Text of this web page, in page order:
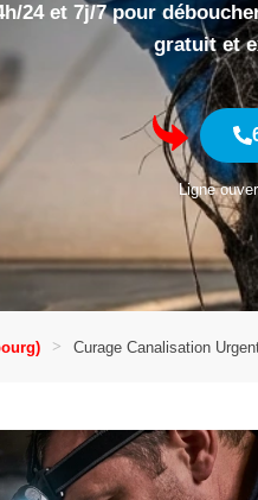
24 et 7j/7 pour
gratuit et
Ligne
Curage Canalisation